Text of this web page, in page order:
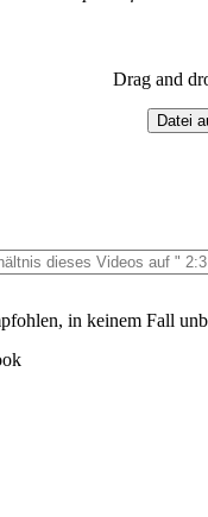
Drag and
Datei
in keinem Fall